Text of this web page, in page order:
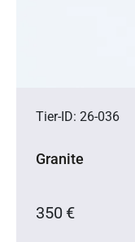
Tier-ID: 26-036
Granite
350 €